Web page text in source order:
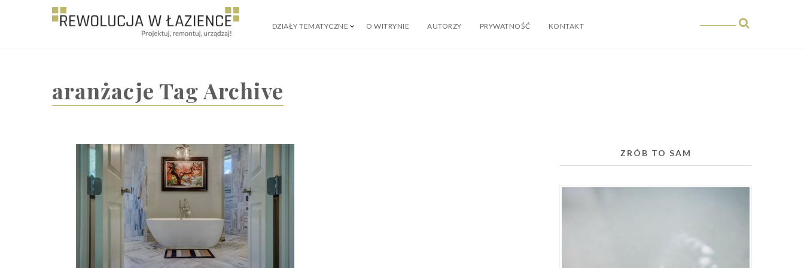
DZIAŁY TEMATYCZNE O WITRYNIE AUTORZY PRYWATNOŚĆ KONTAKT
aranżacje Tag Archive
ZRÓB TO SAM